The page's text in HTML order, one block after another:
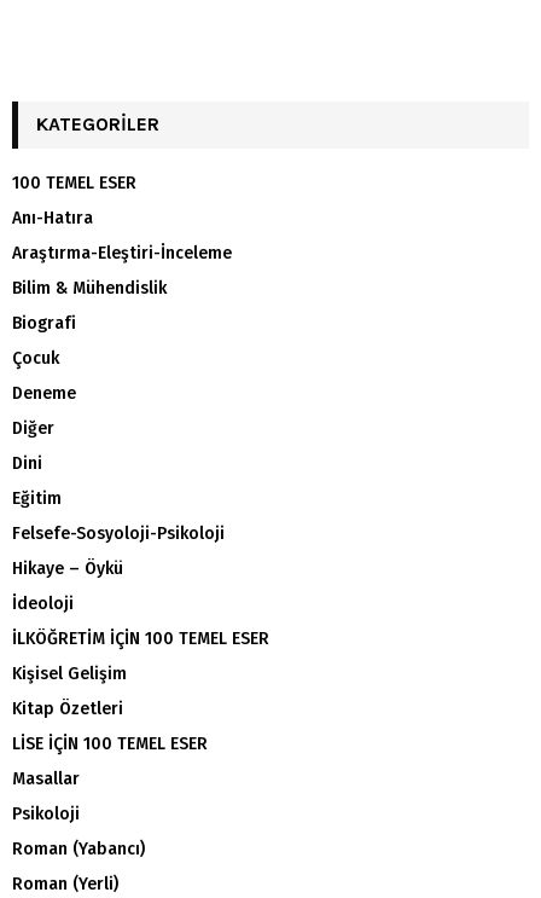
KATEGORILER
100 TEMEL ESER
Anı-Hatıra
Araştırma-Eleştiri-İnceleme
Bilim & Mühendislik
Biografi
Çocuk
Deneme
Diğer
Dini
Eğitim
Felsefe-Sosyoloji-Psikoloji
Hikaye – Öykü
İdeoloji
İLKÖĞRETİM İÇİN 100 TEMEL ESER
Kişisel Gelişim
Kitap Özetleri
LİSE İÇİN 100 TEMEL ESER
Masallar
Psikoloji
Roman (Yabancı)
Roman (Yerli)